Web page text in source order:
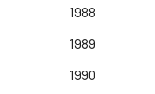
1988
1989
1990